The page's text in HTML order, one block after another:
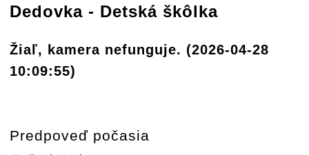
Dedovka - Detská škôlka
Žiaľ, kamera nefunguje. (2026-04-28
10:09:55)
Predpoveď počasia